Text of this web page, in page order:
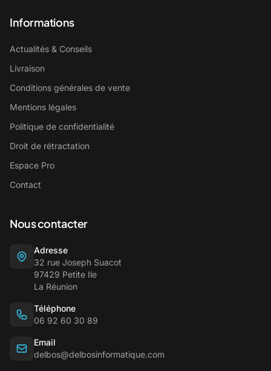
Informations
Actualités & Conseils
Livraison
Conditions générales de vente
Mentions légales
Politique de confidentialité
Droit de rétractation
Espace Pro
Contact
Nous contacter
Adresse
32 rue Joseph Suacot
97429 Petite Ile
La Réunion
Téléphone
06 92 60 30 89
Email
delbos@delbosinformatique.com